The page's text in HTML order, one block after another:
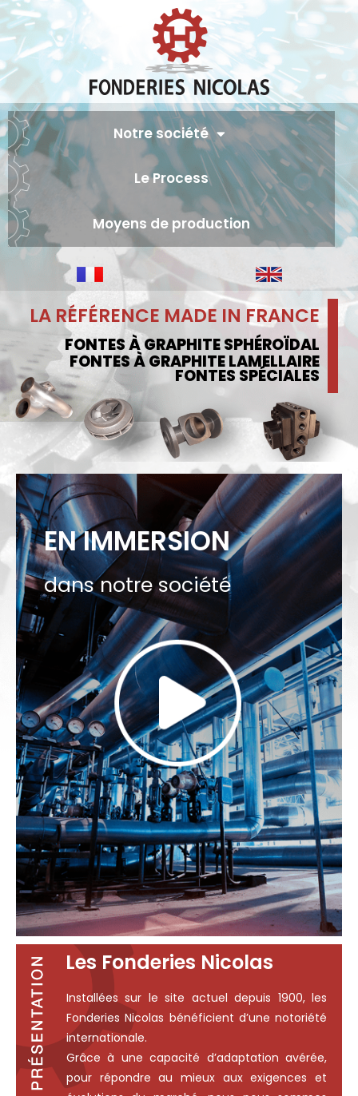
Notre société
Le Process
Moyens de production
LA RÉFÉRENCE MADE IN FRANCE
FONTES À GRAPHITE SPHÉROÏDAL
FONTES À GRAPHITE LAMELLAIRE
FONTES SPÉCIALES
EN IMMERSION
dans notre société
Les Fonderies Nicolas
Installées sur le site actuel depuis 1900, les
Fonderies Nicolas bénéficient d’une notoriété
internationale.
Grâce à une capacité d’adaptation avérée,
pour répondre au mieux aux exigences et